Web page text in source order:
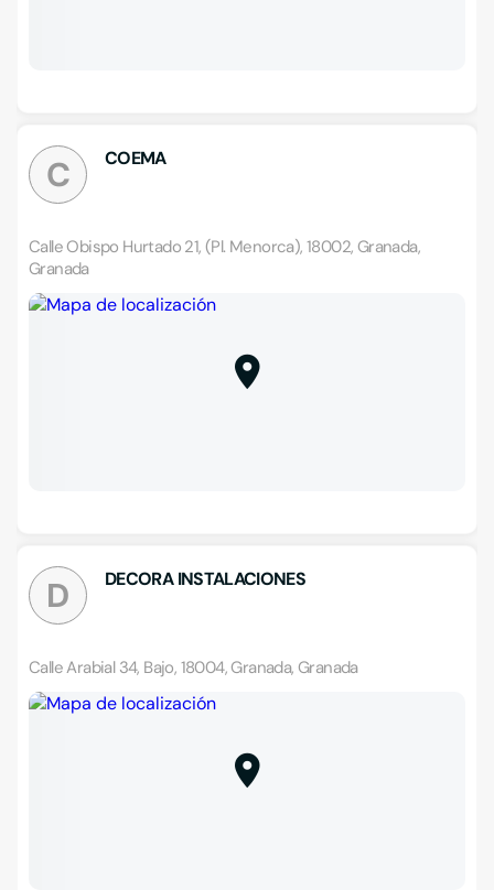
C COEMA
Calle Obispo Hurtado 21, (Pl. Menorca), 18002, Granada,
Granada
D DECORA INSTALACIONES
Calle Arabial 34, Bajo, 18004, Granada, Granada